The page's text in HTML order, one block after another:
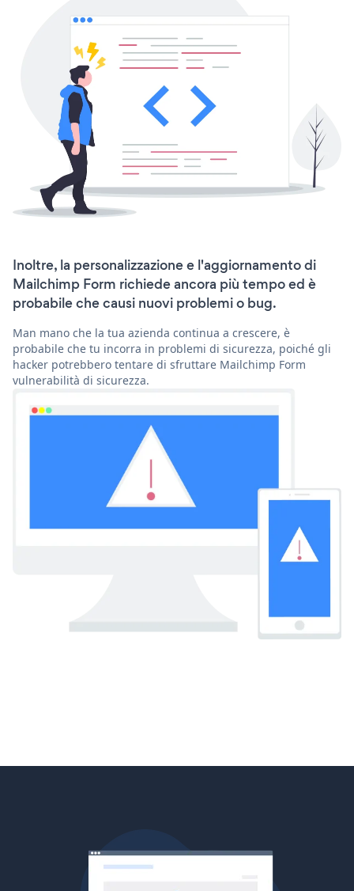
Inoltre, la personalizzazione e l'aggiornamento di
Mailchimp Form richiede ancora più tempo ed è
probabile che causi nuovi problemi o bug.
Man mano che la tua azienda continua a crescere, è
probabile che tu incorra in problemi di sicurezza, poiché gli
hacker potrebbero tentare di sfruttare Mailchimp Form
vulnerabilità di sicurezza.